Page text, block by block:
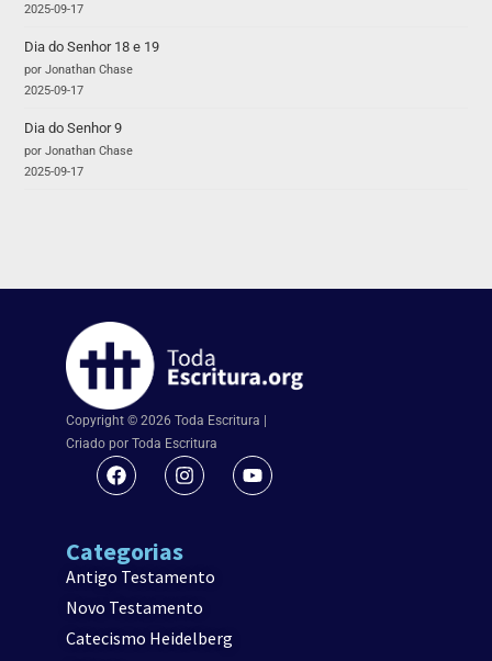
2025-09-17
Dia do Senhor 18 e 19
por Jonathan Chase
2025-09-17
Dia do Senhor 9
por Jonathan Chase
2025-09-17
Copyright © 2026 Toda Escritura |
Criado por Toda Escritura
Categorias
Antigo Testamento
Novo Testamento
Catecismo Heidelberg